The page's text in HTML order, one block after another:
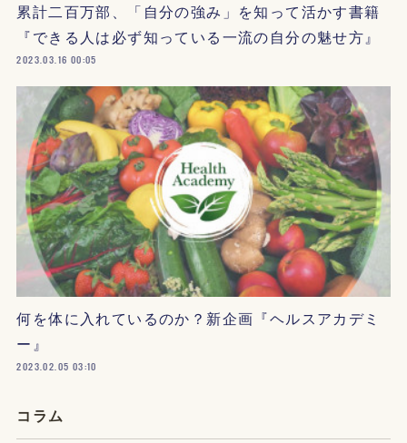
累計二百万部、「自分の強み」を知って活かす書籍
『できる人は必ず知っている一流の自分の魅せ方』
2023.03.16 00:05
何を体に入れているのか？新企画『ヘルスアカデミ
ー』
2023.02.05 03:10
コラム